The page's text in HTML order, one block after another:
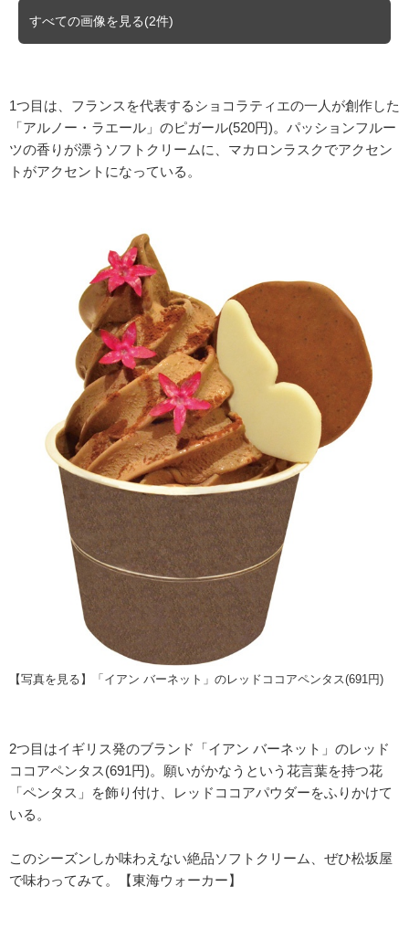
すべての画像を見る(2件)
1つ目は、フランスを代表するショコラティエの一人が創作した
「アルノー・ラエール」のピガール(520円)。パッションフルー
ツの香りが漂うソフトクリームに、マカロンラスクでアクセン
トがアクセントになっている。
【写真を見る】「イアン バーネット」のレッドココアペンタス(691円)
2つ目はイギリス発のブランド「イアン バーネット」のレッド
ココアペンタス(691円)。願いがかなうという花言葉を持つ花
「ペンタス」を飾り付け、レッドココアパウダーをふりかけて
いる。
このシーズンしか味わえない絶品ソフトクリーム、ぜひ松坂屋
で味わってみて。【東海ウォーカー】